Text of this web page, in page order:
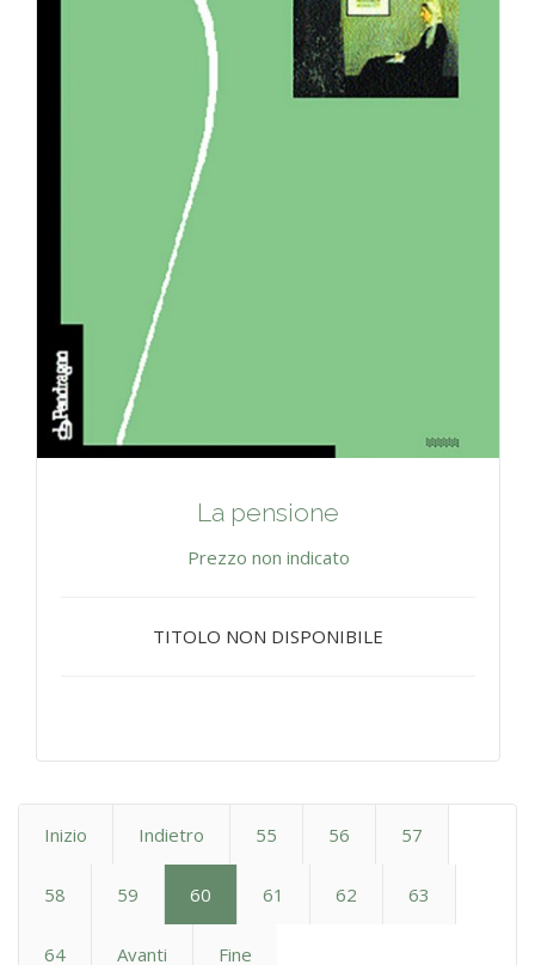
La pensione
Prezzo non indicato
TITOLO NON DISPONIBILE
Inizio Indietro 55 56 57
58 59 60 61 62 63
64 Avanti Fine